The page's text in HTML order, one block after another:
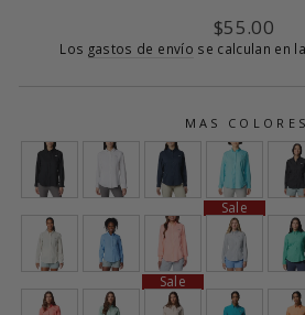
Precio
habitual
$55.00
Los gastos de envío se calculan en
MAS COLORES
Sale
Sale